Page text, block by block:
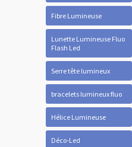
Fibre Lumineuse
Lunette Lumineuse Fluo
Flash Led
Serre tête lumineux
bracelets lumineux fluo
Hélice Lumineuse
Déco-Led